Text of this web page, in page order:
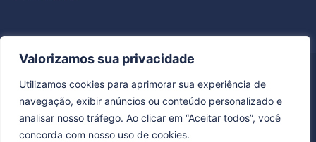
Valorizamos sua privacidade
Utilizamos cookies para aprimorar sua experiência de
navegação, exibir anúncios ou conteúdo personalizado e
analisar nosso tráfego. Ao clicar em “Aceitar todos”, você
concorda com nosso uso de cookies.
Copyright ©2026. Sincor MS | Todos os direitos
reservados.
Desenvolvido por Guerra Comunicação